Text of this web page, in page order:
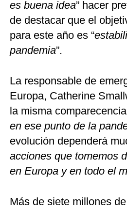
es buena idea” hacer
de destacar que el
para este año es “
pandemia”.
La responsable de
Europa, Catherine
la misma
en ese punto de la
evolución dependerá
acciones que tomemos
en Europa y en todo el
Más de siete millones